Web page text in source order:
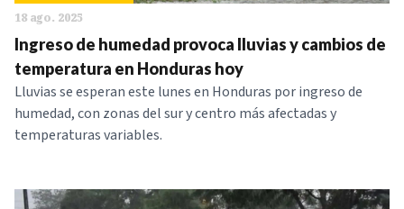
Categorias:
NOTICIAS
SERIES
18 ago. 2025
Ingreso de humedad provoca lluvias y cambios de
temperatura en Honduras hoy
Lluvias se esperan este lunes en Honduras por ingreso de
humedad, con zonas del sur y centro más afectadas y
temperaturas variables.